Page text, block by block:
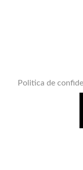
Politica de